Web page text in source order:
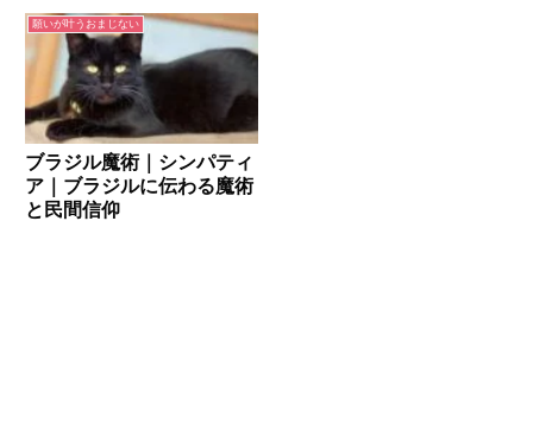
願いが叶うおまじない
ブラジル魔術｜シンパティ
ア｜ブラジルに伝わる魔術
と民間信仰